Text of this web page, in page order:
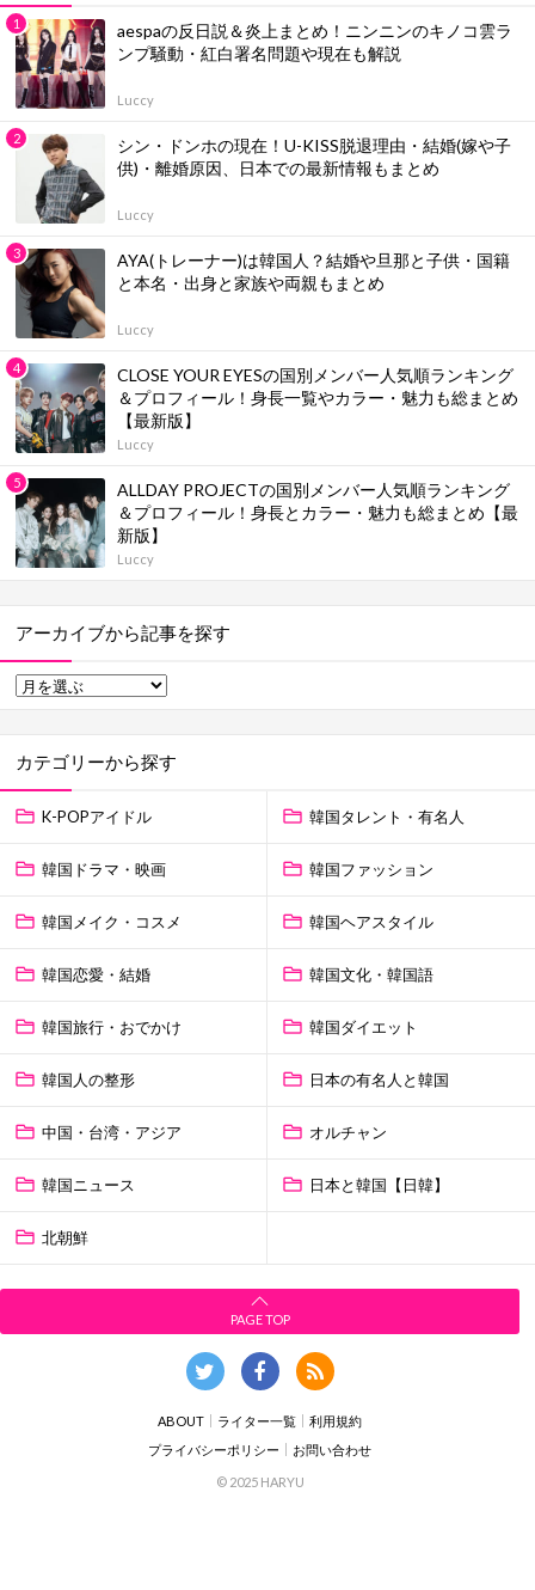
aespaの反日説＆炎上まとめ！ニンニンのキノコ雲ラ
ンプ騒動・紅白署名問題や現在も解説
Luccy
シン・ドンホの現在！U-KISS脱退理由・結婚(嫁や子
供)・離婚原因、日本での最新情報もまとめ
Luccy
AYA(トレーナー)は韓国人？結婚や旦那と子供・国籍
と本名・出身と家族や両親もまとめ
Luccy
CLOSE YOUR EYESの国別メンバー人気順ランキング
＆プロフィール！身長一覧やカラー・魅力も総まとめ
【最新版】
Luccy
ALLDAY PROJECTの国別メンバー人気順ランキング
＆プロフィール！身長とカラー・魅力も総まとめ【最
新版】
Luccy
アーカイブから記事を探す
カテゴリーから探す
K-POPアイドル 韓国タレント・有名人
韓国ドラマ・映画 韓国ファッション
韓国メイク・コスメ 韓国ヘアスタイル
韓国恋愛・結婚 韓国文化・韓国語
韓国旅行・おでかけ 韓国ダイエット
韓国人の整形 日本の有名人と韓国
中国・台湾・アジア オルチャン
韓国ニュース 日本と韓国【日韓】
北朝鮮
PAGE TOP
ABOUT ライター一覧
利用規約
プライバシーポリシー
お問い合わせ
© 2025 HARYU